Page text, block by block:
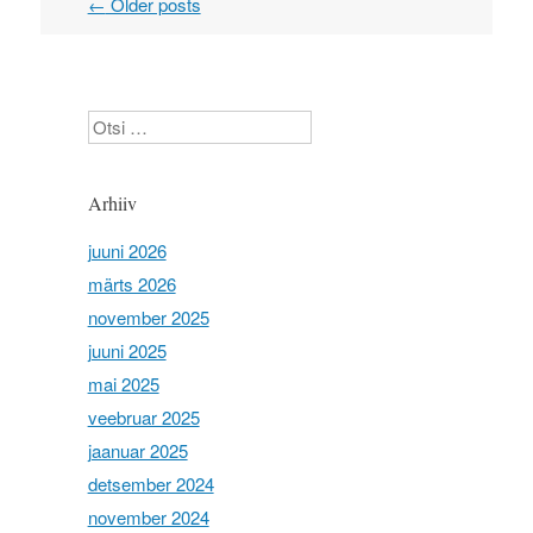
Post navigation
Otsi
Arhiiv
juuni 2026
märts 2026
november 2025
juuni 2025
mai 2025
veebruar 2025
jaanuar 2025
detsember 2024
november 2024